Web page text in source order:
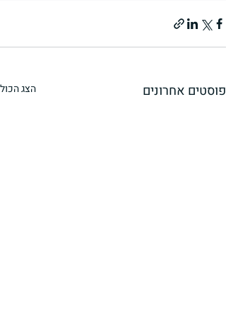
פוסטים אחרונים הצג הכול